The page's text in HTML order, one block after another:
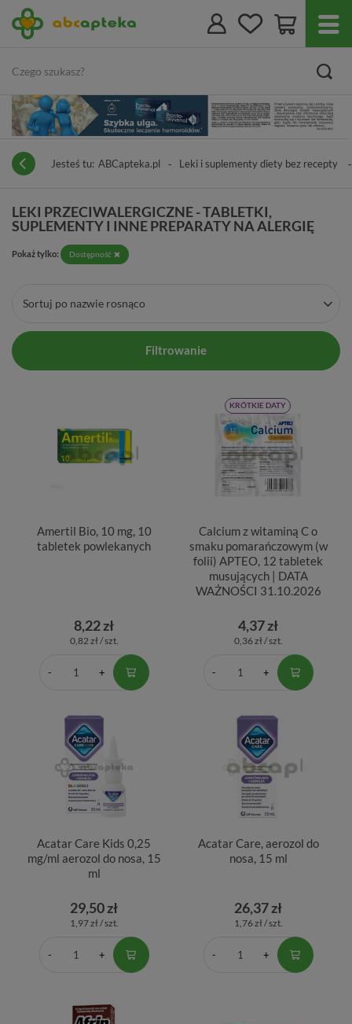
Jesteś tu: ABCapteka.pl Leki i suplementy diety bez recepty
LEKI PRZECIWALERGICZNE - TABLETKI,
SUPLEMENTY I INNE PREPARATY NA ALERGIĘ
Pokaż tylko: Dostępność
Sortuj po nazwie rosnąco
Filtrowanie
Amertil Bio, 10 mg, 10
tabletek powlekanych
8,22 zł
0,82 zł / szt.
KRÓTKIE DATY
Calcium z witaminą C o
smaku pomarańczowym (w
folii) APTEO, 12 tabletek
musujących | DATA
WAŻNOŚCI 31.10.2026
4,37 zł
0,36 zł / szt.
Acatar Care Kids 0,25
mg/ml aerozol do nosa, 15
ml
29,50 zł
1,97 zł / szt.
Acatar Care, aerozol do
nosa, 15 ml
26,37 zł
1,76 zł / szt.